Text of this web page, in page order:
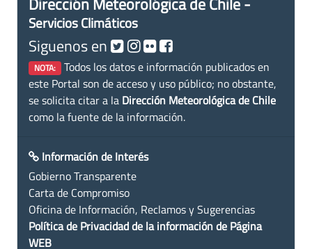
Servicios Climáticos
Siguenos en
NOTA: Todos los datos e información publicados en
este Portal son de acceso y uso público; no obstante,
se solicita citar a la Dirección Meteorológica de Chile
como la fuente de la información.
Información de Interés
Gobierno Transparente
Carta de Compromiso
Oficina de Información, Reclamos y Sugerencias
Política de Privacidad de la información de Página
WEB